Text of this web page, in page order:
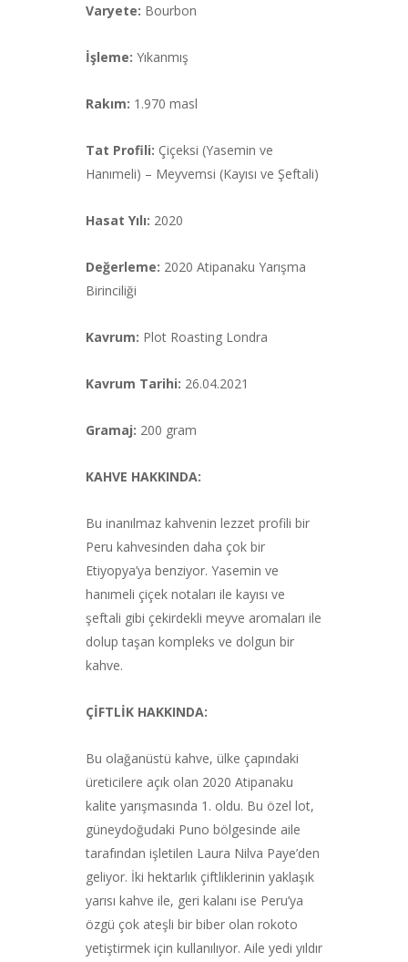
Varyete: Bourbon
İşleme: Yıkanmış
Rakım: 1.970 masl
Tat Profili: Çiçeksi (Yasemin ve
Hanımeli) – Meyvemsi (Kayısı ve Şeftali)
Hasat Yılı: 2020
Değerleme: 2020 Atipanaku Yarışma
Birinciliği
Kavrum: Plot Roasting Londra
Kavrum Tarihi: 26.04.2021
Gramaj: 200 gram
KAHVE HAKKINDA:
Bu inanılmaz kahvenin lezzet profili bir
Peru kahvesinden daha çok bir
Etiyopya’ya benziyor. Yasemin ve
hanımeli çiçek notaları ile kayısı ve
şeftali gibi çekirdekli meyve aromaları ile
dolup taşan kompleks ve dolgun bir
kahve.
ÇİFTLİK HAKKINDA:
Bu olağanüstü kahve, ülke çapındaki
üreticilere açık olan 2020 Atipanaku
kalite yarışmasında 1. oldu. Bu özel lot,
güneydoğudaki Puno bölgesinde aile
tarafından işletilen Laura Nilva Paye’den
geliyor. İki hektarlık çiftliklerinin yaklaşık
yarısı kahve ile, geri kalanı ise Peru’ya
özgü çok ateşli bir biber olan rokoto
yetiştirmek için kullanılıyor. Aile yedi yıldır